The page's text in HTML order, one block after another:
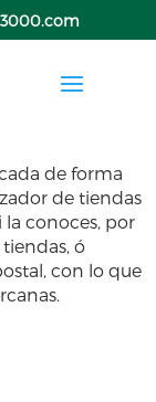
de forma
de tiendas
conoces, por
ó
con lo que